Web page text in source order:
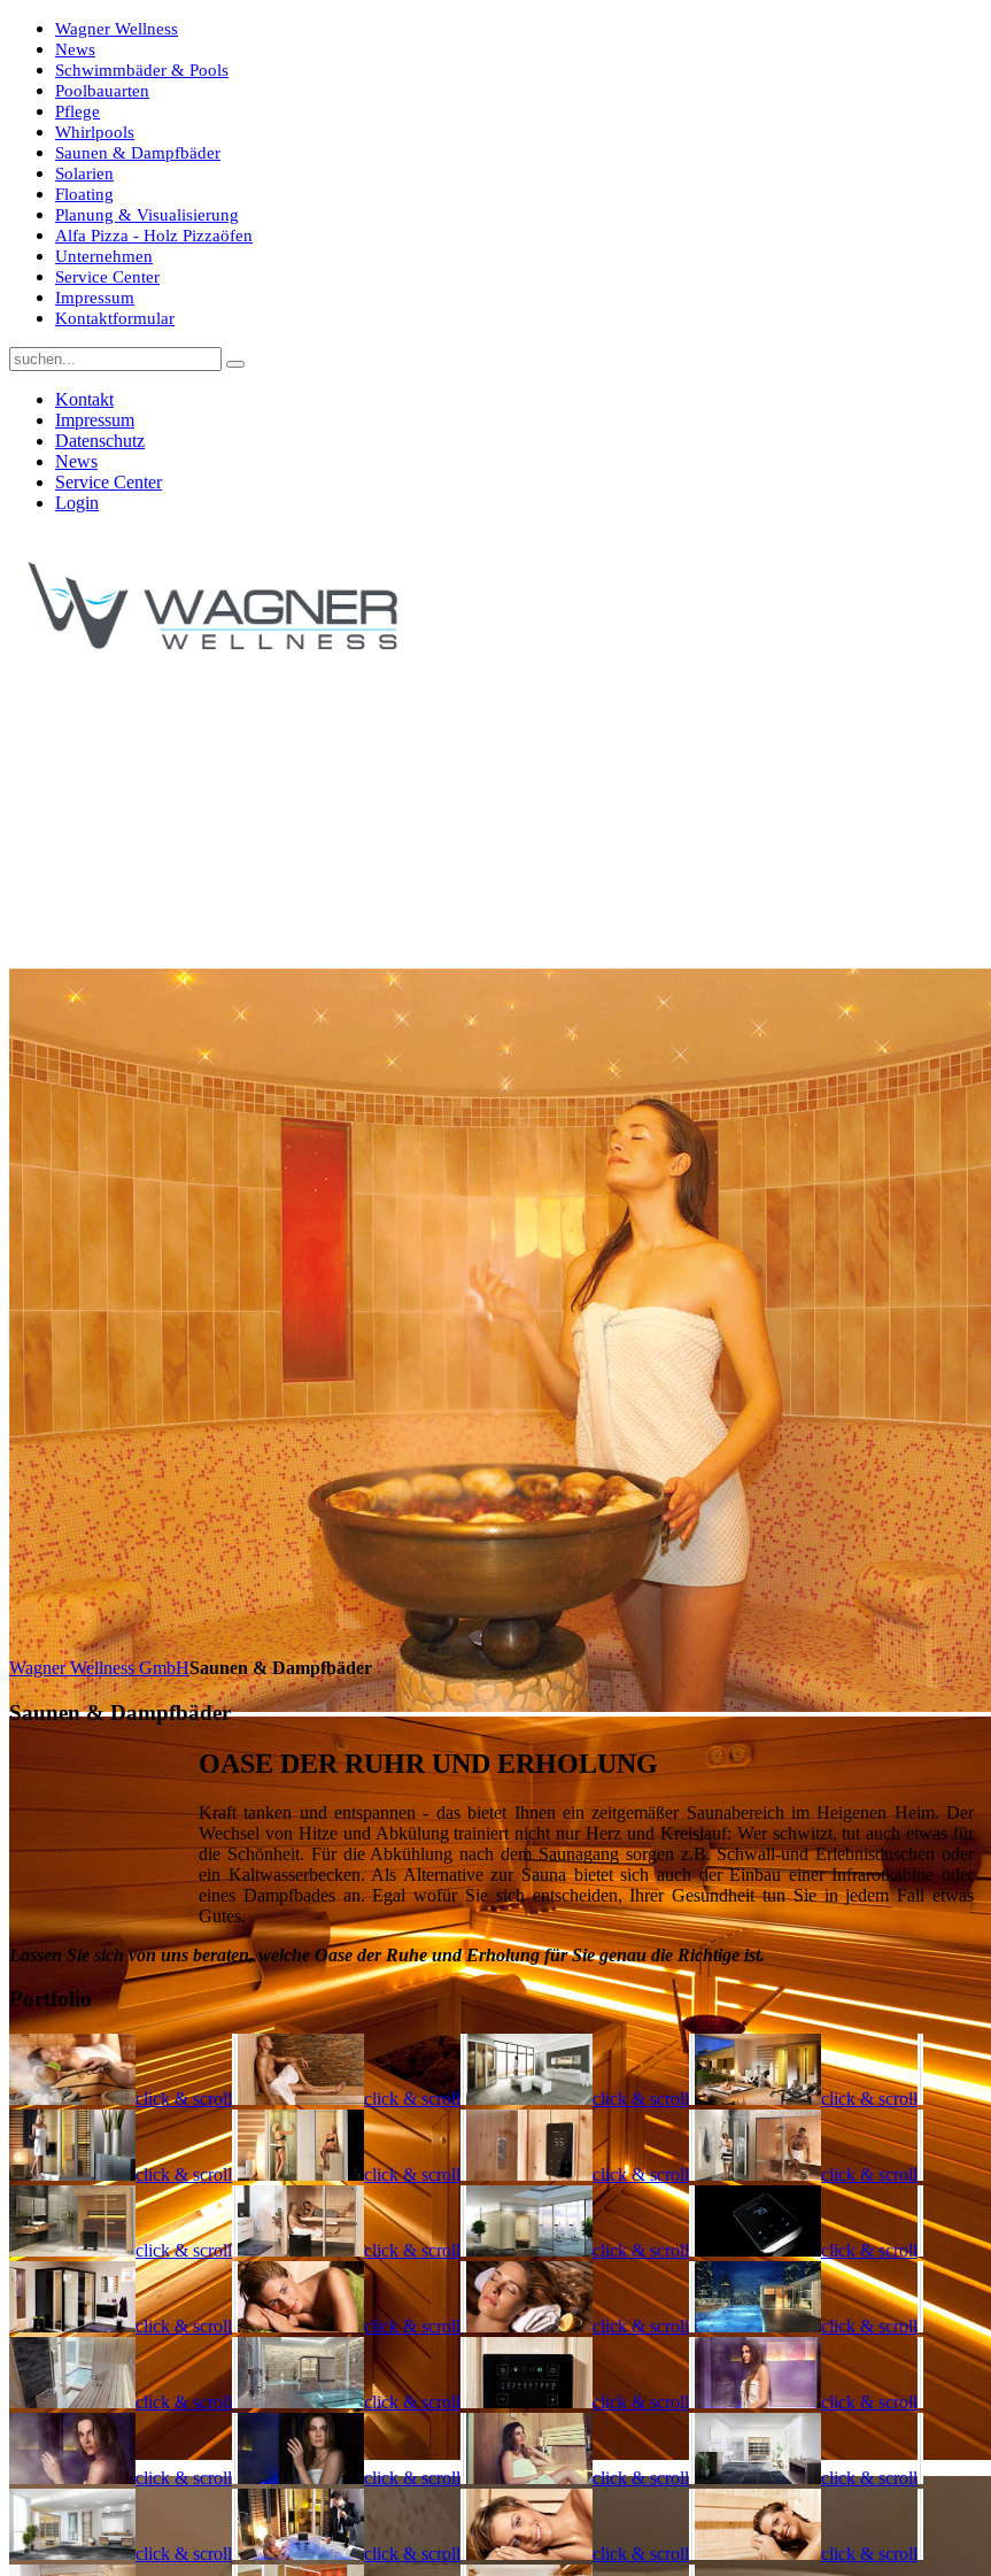
Wagner Wellness
News
Schwimmbäder & Pools
Poolbauarten
Pflege
Whirlpools
Saunen & Dampfbäder
Solarien
Floating
Planung & Visualisierung
Alfa Pizza - Holz Pizzaöfen
Unternehmen
Service Center
Impressum
Kontaktformular
Kontakt
Impressum
Datenschutz
News
Service Center
Login
Wagner Wellness GmbHSaunen & Dampfbäder
Saunen & Dampfbäder
OASE DER RUHR UND ERHOLUNG
Kraft tanken und entspannen - das bietet Ihnen ein zeitgemäßer Saunabereich im Heigenen Heim. Der
Wechsel von Hitze und Abkülung trainiert nicht nur Herz und Kreislauf: Wer schwitzt, tut auch etwas für
die Schönheit. Für die Abkühlung nach dem Saunagang sorgen z.B. Schwall-und Erlebnisduschen oder
ein Kaltwasserbecken. Als Alternative zur Sauna bietet sich auch der Einbau einer Infrarotkabine oder
eines Dampfbades an. Egal wofür Sie sich entscheiden, Ihrer Gesundheit tun Sie in jedem Fall etwas
Gutes.
Lassen Sie sich von uns beraten, welche Oase der Ruhe und Erholung für Sie genau die Richtige ist.
Portfolio
click & scroll click & scroll click & scroll click & scroll
click & scroll click & scroll click & scroll click & scroll
click & scroll click & scroll click & scroll click & scroll
click & scroll click & scroll click & scroll click & scroll
click & scroll click & scroll click & scroll click & scroll
click & scroll click & scroll click & scroll click & scroll
click & scroll click & scroll click & scroll click & scroll